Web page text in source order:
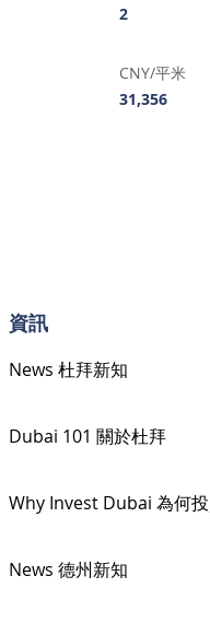
2
​CNY/平米
31,356
​資訊
News 杜拜新知
Dubai 101 關於杜拜
Why Invest Dubai 為何
News 德州新知